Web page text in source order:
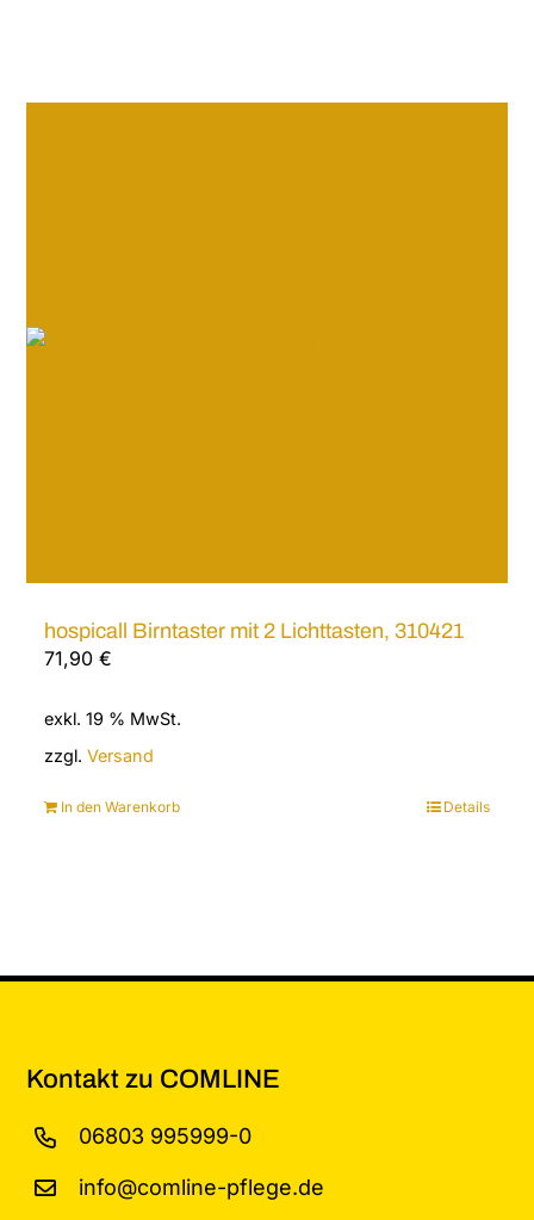
hospicall Birntaster mit 2 Lichttasten, 310421
71,90€
exkl. 19 % MwSt.
zzgl.Versand
In den Warenkorb Details
Kontakt zu COMLINE
06803 995999-0
info@comline-pflege.de